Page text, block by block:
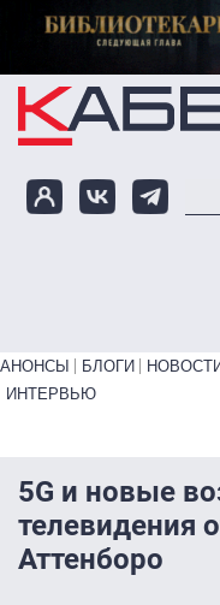
Перейти к основному
Primary links bottom
АНОНСЫ БЛОГИ
ИНТЕРВЬЮ
5G и новые
телевидения
Аттенборо